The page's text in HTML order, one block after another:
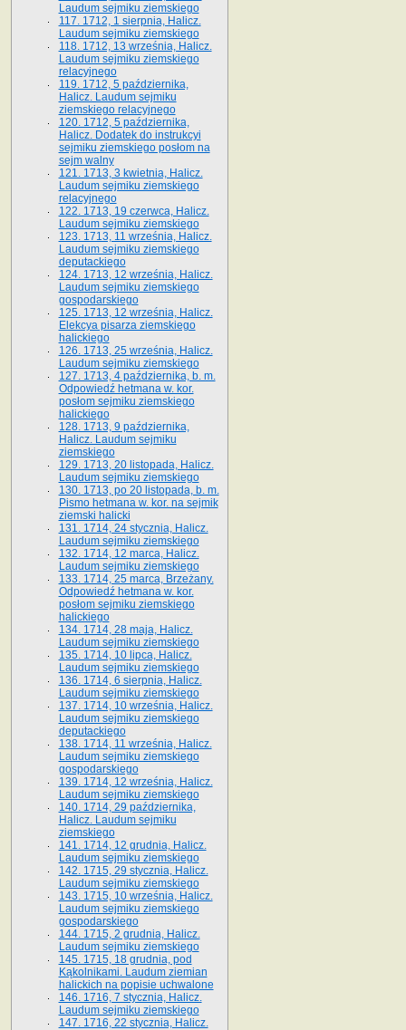
Laudum sejmiku ziemskiego
117. 1712, 1 sierpnia, Halicz.
Laudum sejmiku ziemskiego
118. 1712, 13 września, Halicz.
Laudum sejmiku ziemskiego
relacyjnego
119. 1712, 5 października,
Halicz. Laudum sejmiku
ziemskiego relacyjnego
120. 1712, 5 października,
Halicz. Dodatek do instrukcyi
sejmiku ziemskiego posłom na
sejm walny
121. 1713, 3 kwietnia, Halicz.
Laudum sejmiku ziemskiego
relacyjnego
122. 1713, 19 czerwca, Halicz.
Laudum sejmiku ziemskiego
123. 1713, 11 września, Halicz.
Laudum sejmiku ziemskiego
deputackiego
124. 1713, 12 września, Halicz.
Laudum sejmiku ziemskiego
gospodarskiego
125. 1713, 12 września, Halicz.
Elekcya pisarza ziemskiego
halickiego
126. 1713, 25 września, Halicz.
Laudum sejmiku ziemskiego
127. 1713, 4 października, b. m.
Odpowiedź hetmana w. kor.
posłom sejmiku ziemskiego
halickiego
128. 1713, 9 października,
Halicz. Laudum sejmiku
ziemskiego
129. 1713, 20 listopada, Halicz.
Laudum sejmiku ziemskiego
130. 1713, po 20 listopada, b. m.
Pismo hetmana w. kor. na sejmik
ziemski halicki
131. 1714, 24 stycznia, Halicz.
Laudum sejmiku ziemskiego
132. 1714, 12 marca, Halicz.
Laudum sejmiku ziemskiego
133. 1714, 25 marca, Brzeżany.
Odpowiedź hetmana w. kor.
posłom sejmiku ziemskiego
halickiego
134. 1714, 28 maja, Halicz.
Laudum sejmiku ziemskiego
135. 1714, 10 lipca, Halicz.
Laudum sejmiku ziemskiego
136. 1714, 6 sierpnia, Halicz.
Laudum sejmiku ziemskiego
137. 1714, 10 września, Halicz.
Laudum sejmiku ziemskiego
deputackiego
138. 1714, 11 września, Halicz.
Laudum sejmiku ziemskiego
gospodarskiego
139. 1714, 12 września, Halicz.
Laudum sejmiku ziemskiego
140. 1714, 29 października,
Halicz. Laudum sejmiku
ziemskiego
141. 1714, 12 grudnia, Halicz.
Laudum sejmiku ziemskiego
142. 1715, 29 stycznia, Halicz.
Laudum sejmiku ziemskiego
143. 1715, 10 września, Halicz.
Laudum sejmiku ziemskiego
gospodarskiego
144. 1715, 2 grudnia, Halicz.
Laudum sejmiku ziemskiego
145. 1715, 18 grudnia, pod
Kąkolnikami. Laudum ziemian
halickich na popisie uchwalone
146. 1716, 7 stycznia, Halicz.
Laudum sejmiku ziemskiego
147. 1716, 22 stycznia, Halicz.